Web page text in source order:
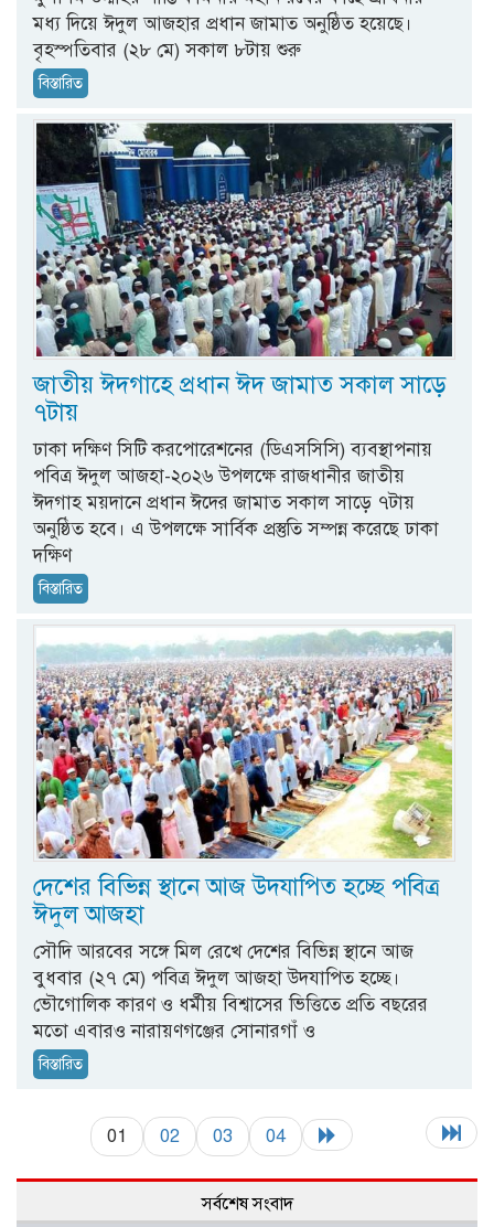
মধ্য দিয়ে ঈদুল আজহার প্রধান জামাত অনুষ্ঠিত হয়েছে।
বৃহস্পতিবার (২৮ মে) সকাল ৮টায় শুরু
বিস্তারিত
জাতীয় ঈদগাহে প্রধান ঈদ জামাত সকাল সাড়ে
৭টায়
ঢাকা দক্ষিণ সিটি করপোরেশনের (ডিএসসিসি) ব্যবস্থাপনায়
পবিত্র ঈদুল আজহা-২০২৬ উপলক্ষে রাজধানীর জাতীয়
ঈদগাহ ময়দানে প্রধান ঈদের জামাত সকাল সাড়ে ৭টায়
অনুষ্ঠিত হবে। এ উপলক্ষে সার্বিক প্রস্তুতি সম্পন্ন করেছে ঢাকা
দক্ষিণ
বিস্তারিত
দেশের বিভিন্ন স্থানে আজ উদযাপিত হচ্ছে পবিত্র
ঈদুল আজহা
সৌদি আরবের সঙ্গে মিল রেখে দেশের বিভিন্ন স্থানে আজ
বুধবার (২৭ মে) পবিত্র ঈদুল আজহা উদযাপিত হচ্ছে।
ভৌগোলিক কারণ ও ধর্মীয় বিশ্বাসের ভিত্তিতে প্রতি বছরের
মতো এবারও নারায়ণগঞ্জের সোনারগাঁ ও
বিস্তারিত
01 02 03 04
সর্বশেষ সংবাদ